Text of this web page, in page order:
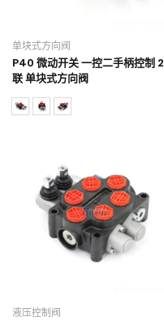
单块式方向阀
P40 微动开关 一控二手柄控制 2
联 单块式方向阀
液压控制阀